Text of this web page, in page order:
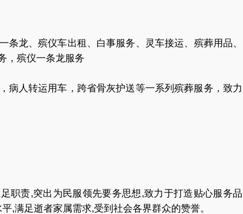
条龙 、殡仪车出租 白事服务 灵车接运 殡葬用品
， 殡仪一条龙服务
， 病人转运用车 ， 跨省骨灰护送等一系列殡葬服务， 致力
职责,突出为民服领先要务思想,致力于打造贴心服务品
,满足逝者家属需求,受到社会各界群众的赞誉。